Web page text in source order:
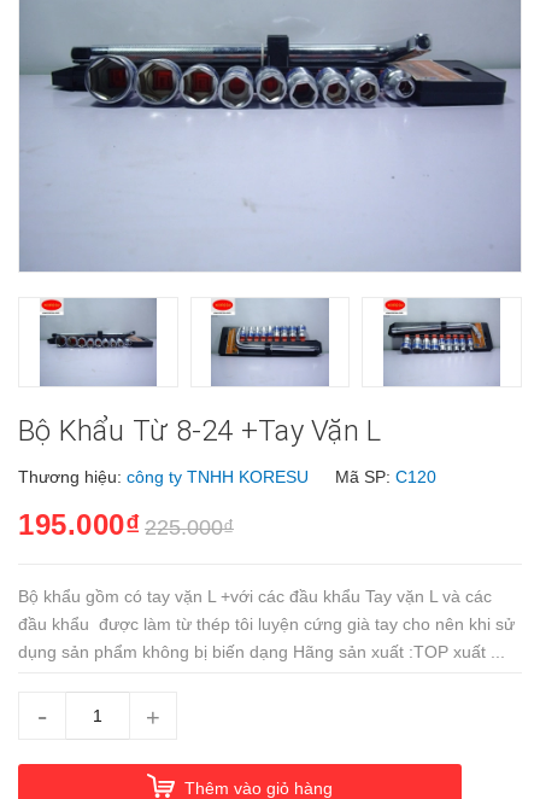
Bộ Khẩu Từ 8-24 +tay Vặn L
Thương hiệu: công ty TNHH KORESU Mã SP: C120
195.000₫ 225.000₫
Bộ khẩu gồm có tay vặn L +với các đầu khẩu Tay vặn L và các
đầu khẩu được làm từ thép tôi luyện cứng già tay cho nên khi sử
dụng sản phẩm không bị biến dạng Hãng sản xuất :TOP xuất ...
- +
Thêm vào giỏ hàng